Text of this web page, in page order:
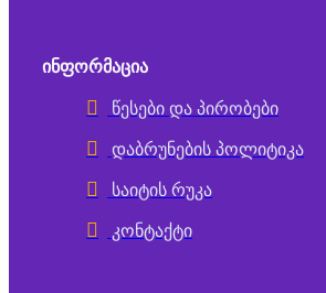
ᲘᲜᲤᲝᲠᲛᲐᲪᲘᲐ
წესები და პირობები
დაბრუნების პოლიტიკა
საიტის რუკა
კონტაქტი